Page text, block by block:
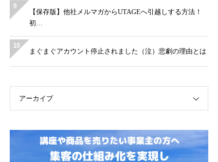
9
【保存版】他社メルマガからUTAGEへ引越しする方法！
初…
10
まぐまぐアカウント停止されました（泣）悲劇の理由とは
アーカイブ